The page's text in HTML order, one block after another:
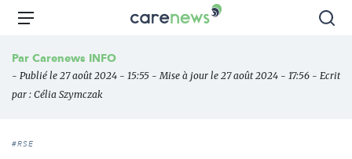
Aller
principal
Carenews,
des
Menu
Par Carenews INFO
- Publié le 27 août 2024 - 15:55 - Mise à jour le 27 août 2024 - 17:56 - Ecrit
par : Célia Szymczak
#RSE